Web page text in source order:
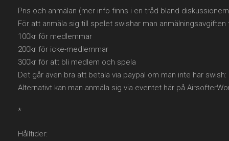
Pris och anmälan (mer info finns i en tråd bland
För att anmäla sig till spelet swishar man
100kr för medlemmar
200kr för icke-medlemmar
300kr för att bli medlem och spela
Det går även bra att betala via paypal om man inte har swish:
Alternativt kan man anmäla sig via eventet här på
*
Hålltider: